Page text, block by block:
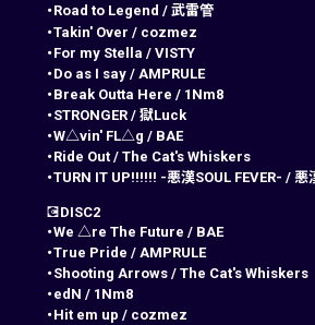
・Road to Legend / 武雷管
・Takin' Over / cozmez
・For my Stella / VISTY
・Do as I say / AMPRULE
・Break Outta Here / 1Nm8
・STRONGER / 獄Luck
・W△vin' FL△g / BAE
・Ride Out / The Cat's Whiskers
・TURN IT UP!!!!!! -悪漢SOUL FEVER- / 悪
💽DISC2
・We △re The Future / BAE
・True Pride / AMPRULE
・Shooting Arrows / The Cat's Whiskers
・edN / 1Nm8
・Hit em up / cozmez